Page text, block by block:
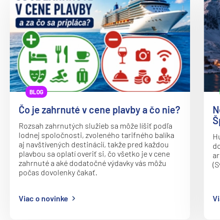
Afrika
Indický oceán
Seychely a Maurícius
Havaj a Južný Pacifik
Havajské ostrovy
Tahiti a Južný Pacifik
Repozičné plavby
Repozičné plavby
Transatlantické plavby
⇆ Panamský kanál
⇆ Pobrežie Európy
Carnival Pride
Carnival Radiance
Carnival Spirit
Carnival Splendor
Carnival Sunrise
Carnival Sunshine
Carnival Valor
Carnival Venezia
Carnival Vista
Mardi Gras
Celebrity Cruises
BLOG
Čo je zahrnuté v cene plavby a čo nie?
Rozsah zahrnutých služieb sa môže líšiť podľa
lodnej spoločnosti, zvoleného tarifného balíka
aj navštívených destinácií, takže pred každou
plavbou sa oplatí overiť si, čo všetko je v cene
zahrnuté a aké dodatočné výdavky vás môžu
počas dovolenky čakať.
Viac o novinke